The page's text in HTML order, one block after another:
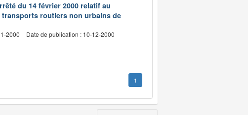
du 14 février 2000 relatif au
routiers non urbains de
2000 Date de publication : 10-12-2000
1